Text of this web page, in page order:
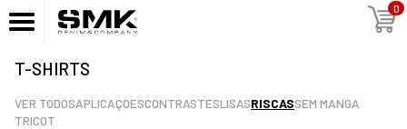
0
T-SHIRTS
VER TODOSAPLICAÇOESCONTRASTESLISASRISCASSEM MANGA
TRICOT